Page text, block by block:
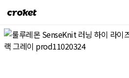
크
켓